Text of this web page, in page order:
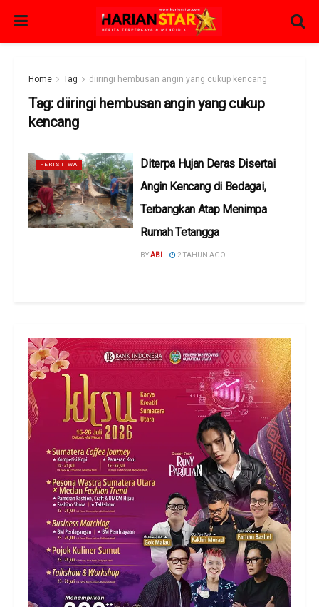
Home Tag diiringi hembusan angin yang cukup kencang
Tag: diiringi hembusan angin yang cukup
kencang
PERISTIWA
Diterpa Hujan Deras Disertai
Angin Kencang di Bedagai,
Terbangkan Atap Menimpa
Rumah Tetangga
BYABI 2 TAHUN AGO